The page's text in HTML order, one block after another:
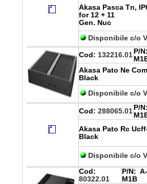
Akasa Pasca Tn,
for 12 + 11
Gen. Nuc
Disponibile c/o
Cod: 132216.01 P/
Akasa Pato Ne
Black
Disponibile c/o
Cod: 288065.01 P/
Akasa Pato Rc
Black
Disponibile c/o
Cod:
80322.01
P/N:
M1B